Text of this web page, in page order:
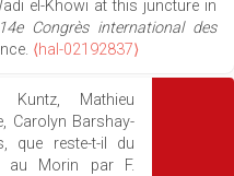
el-Khowi at this juncture in
14e Congrès international des
⟨hal-02192837⟩
Kuntz, Mathieu
Carolyn Barshay-
que reste-t-il du
au Morin par F.